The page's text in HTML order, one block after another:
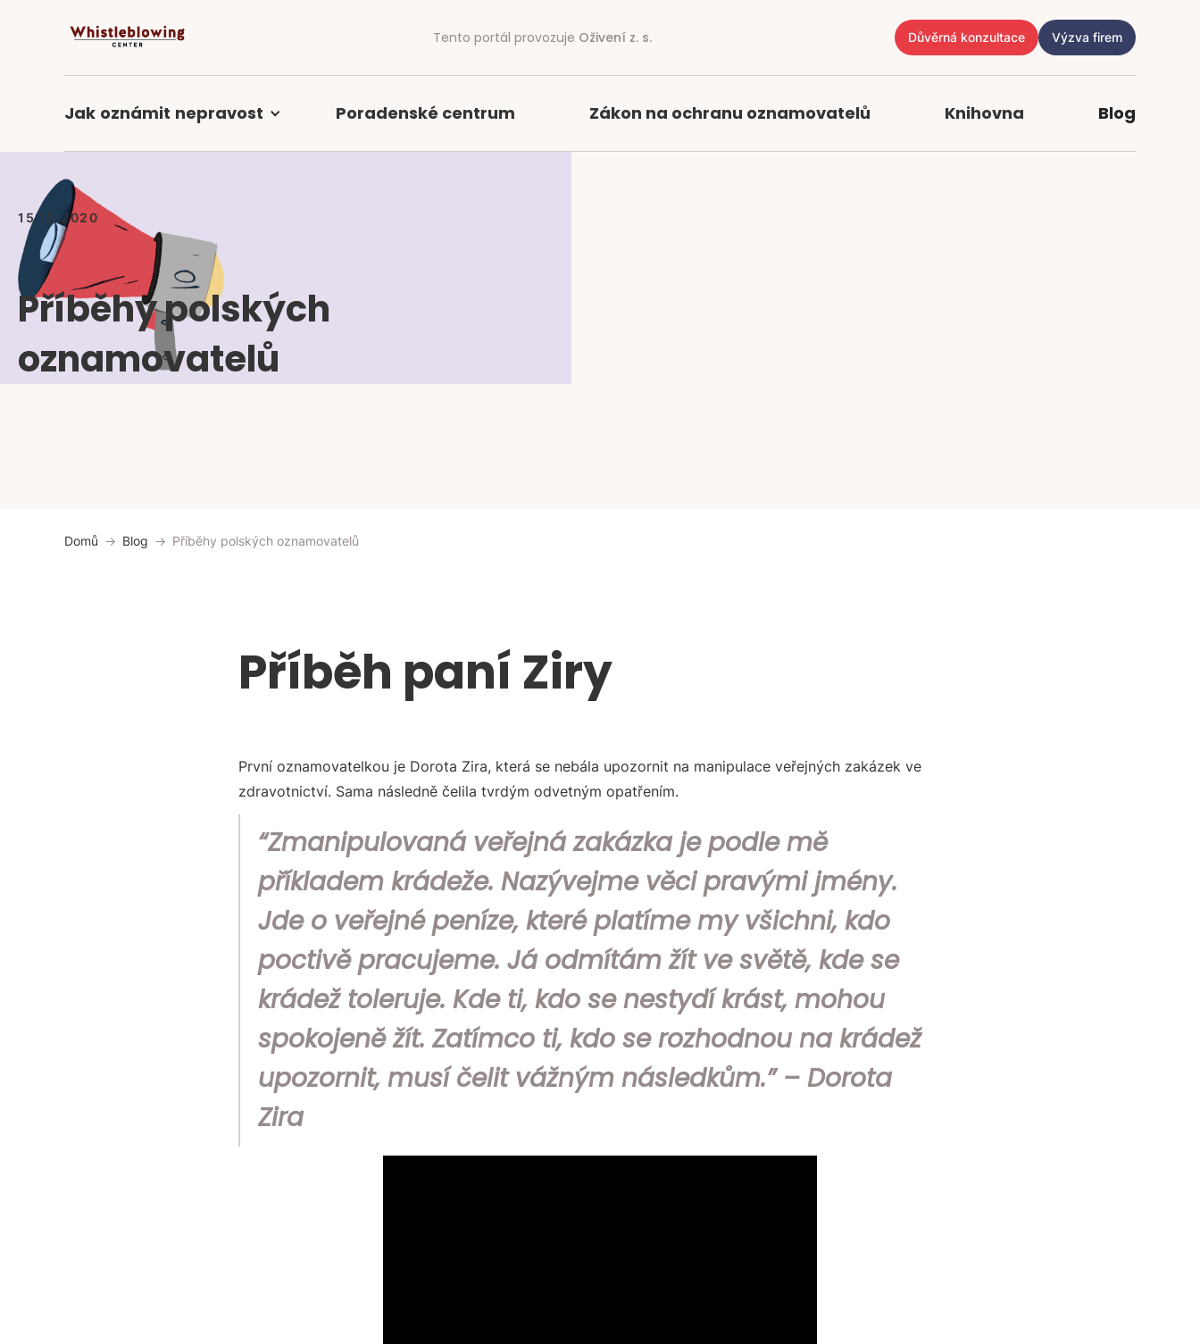
Tento portál provozuje Oživení z. s. Důvěrná konzultace Výzva firem
Jak oznámit nepravost Poradenské centrum Zákon na ochranu oznamovatelů Knihovna Blog
15.12.2020
Příběhy polských
oznamovatelů
Domů Blog Příběhy polských oznamovatelů
Příběh paní Ziry
První oznamovatelkou je Dorota Zira, která se nebála upozornit na manipulace veřejných zakázek ve
zdravotnictví. Sama následně čelila tvrdým odvetným opatřením.
“Zmanipulovaná veřejná zakázka je podle mě
příkladem krádeže. Nazývejme věci pravými jmény.
Jde o veřejné peníze, které platíme my všichni, kdo
poctivě pracujeme. Já odmítám žít ve světě, kde se
krádež toleruje. Kde ti, kdo se nestydí krást, mohou
spokojeně žít. Zatímco ti, kdo se rozhodnou na krádež
upozornit, musí čelit vážným následkům.” – Dorota
Zira